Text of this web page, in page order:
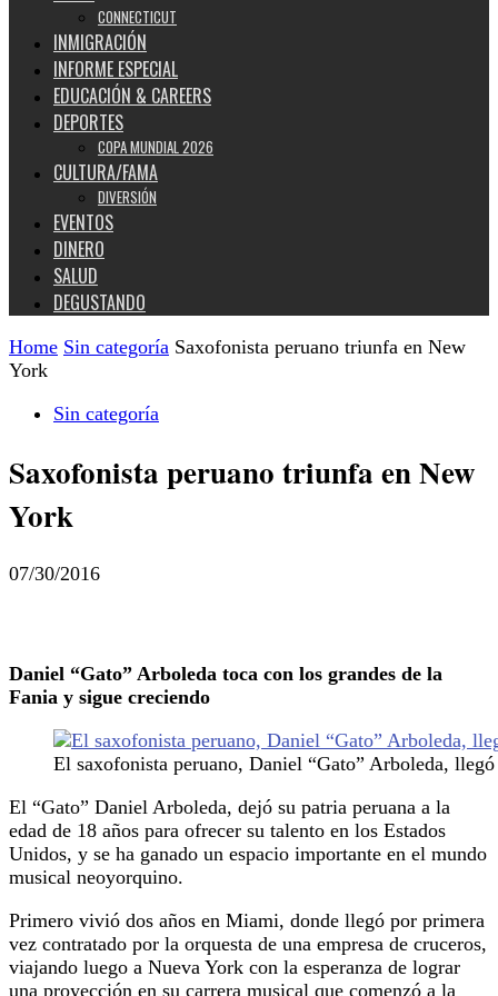
CONNECTICUT
INMIGRACIÓN
INFORME ESPECIAL
EDUCACIÓN & CAREERS
DEPORTES
COPA MUNDIAL 2026
CULTURA/FAMA
DIVERSIÓN
EVENTOS
DINERO
SALUD
DEGUSTANDO
Home Sin categoría Saxofonista peruano triunfa en New
York
Sin categoría
Saxofonista peruano triunfa en New
York
07/30/2016
Daniel “Gato” Arboleda toca con los grandes de la
Fania y sigue creciendo
El saxofonista peruano, Daniel “Gato” Arboleda,
El “Gato” Daniel Arboleda, dejó su patria peruana a la
edad de 18 años para ofrecer su talento en los Estados
Unidos, y se ha ganado un espacio importante en el mundo
musical neoyorquino.
Primero vivió dos años en Miami, donde llegó por primera
vez contratado por la orquesta de una empresa de cruceros,
viajando luego a Nueva York con la esperanza de lograr
una proyección en su carrera musical que comenzó a la